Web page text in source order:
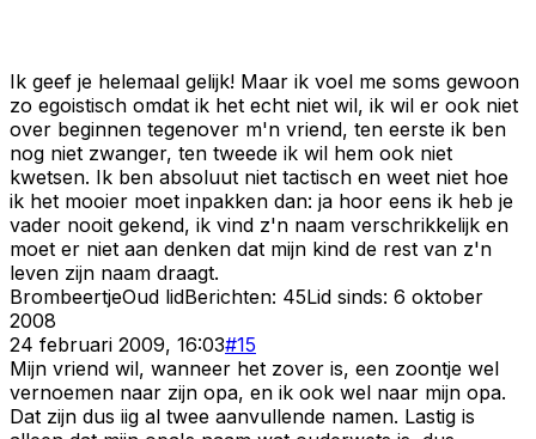
Ik geef je helemaal gelijk! Maar ik voel me soms gewoon
zo egoistisch omdat ik het echt niet wil, ik wil er ook niet
over beginnen tegenover m'n vriend, ten eerste ik ben
nog niet zwanger, ten tweede ik wil hem ook niet
kwetsen. Ik ben absoluut niet tactisch en weet niet hoe
ik het mooier moet inpakken dan: ja hoor eens ik heb je
vader nooit gekend, ik vind z'n naam verschrikkelijk en
moet er niet aan denken dat mijn kind de rest van z'n
leven zijn naam draagt.
BrombeertjeOud lidBerichten: 45Lid sinds: 6 oktober
2008
24 februari 2009, 16:03#15
Mijn vriend wil, wanneer het zover is, een zoontje wel
vernoemen naar zijn opa, en ik ook wel naar mijn opa.
Dat zijn dus iig al twee aanvullende namen. Lastig is